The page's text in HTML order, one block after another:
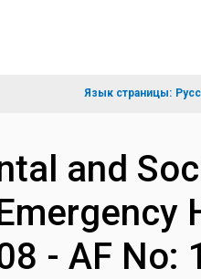
Язык страницы:
and
- AF No: